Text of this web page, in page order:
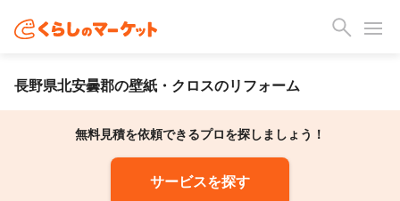
長野県北安曇郡の壁紙・クロスのリフォーム
無料見積を依頼できるプロを探しましょう！
サービスを探す